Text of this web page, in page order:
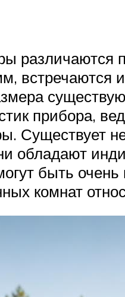
различаются
и
прибора,
Существует
обладают
быть
комнат